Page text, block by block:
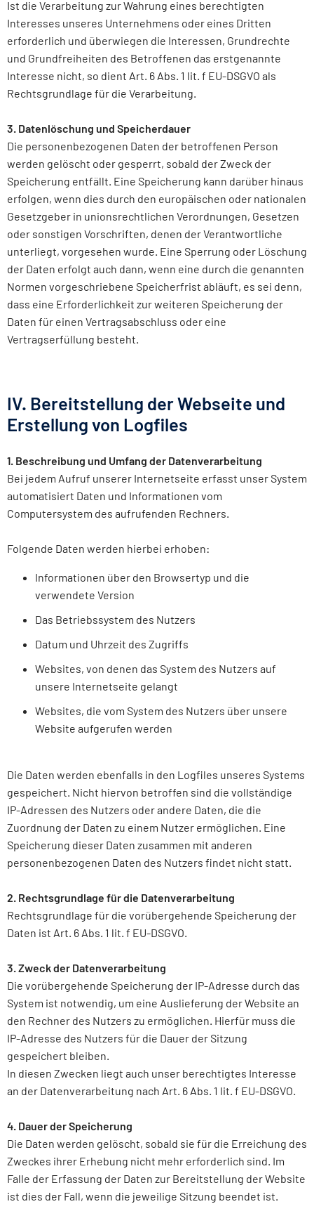
Ist die Verarbeitung zur Wahrung eines berechtigten
Interesses unseres Unternehmens oder eines Dritten
erforderlich und überwiegen die Interessen, Grundrechte
und Grundfreiheiten des Betroffenen das erstgenannte
Interesse nicht, so dient Art. 6 Abs. 1 lit. f EU-DSGVO als
Rechtsgrundlage für die Verarbeitung.
3. Datenlöschung und Speicherdauer
Die personenbezogenen Daten der betroffenen Person
werden gelöscht oder gesperrt, sobald der Zweck der
Speicherung entfällt. Eine Speicherung kann darüber hinaus
erfolgen, wenn dies durch den europäischen oder nationalen
Gesetzgeber in unionsrechtlichen Verordnungen, Gesetzen
oder sonstigen Vorschriften, denen der Verantwortliche
unterliegt, vorgesehen wurde. Eine Sperrung oder Löschung
der Daten erfolgt auch dann, wenn eine durch die genannten
Normen vorgeschriebene Speicherfrist abläuft, es sei denn,
dass eine Erforderlichkeit zur weiteren Speicherung der
Daten für einen Vertragsabschluss oder eine
Vertragserfüllung besteht.
IV. Bereitstellung der Webseite und
Erstellung von Logfiles
1. Beschreibung und Umfang der Datenverarbeitung
Bei jedem Aufruf unserer Internetseite erfasst unser System
automatisiert Daten und Informationen vom
Computersystem des aufrufenden Rechners.
Folgende Daten werden hierbei erhoben:
Informationen über den Browsertyp und die
verwendete Version
Das Betriebssystem des Nutzers
Datum und Uhrzeit des Zugriffs
Websites, von denen das System des Nutzers auf
unsere Internetseite gelangt
Websites, die vom System des Nutzers über unsere
Website aufgerufen werden
Die Daten werden ebenfalls in den Logfiles unseres Systems
gespeichert. Nicht hiervon betroffen sind die vollständige
IP-Adressen des Nutzers oder andere Daten, die die
Zuordnung der Daten zu einem Nutzer ermöglichen. Eine
Speicherung dieser Daten zusammen mit anderen
personenbezogenen Daten des Nutzers findet nicht statt.
2. Rechtsgrundlage für die Datenverarbeitung
Rechtsgrundlage für die vorübergehende Speicherung der
Daten ist Art. 6 Abs. 1 lit. f EU-DSGVO.
3. Zweck der Datenverarbeitung
Die vorübergehende Speicherung der IP-Adresse durch das
System ist notwendig, um eine Auslieferung der Website an
den Rechner des Nutzers zu ermöglichen. Hierfür muss die
IP-Adresse des Nutzers für die Dauer der Sitzung
gespeichert bleiben.
In diesen Zwecken liegt auch unser berechtigtes Interesse
an der Datenverarbeitung nach Art. 6 Abs. 1 lit. f EU-DSGVO.
4. Dauer der Speicherung
Die Daten werden gelöscht, sobald sie für die Erreichung des
Zweckes ihrer Erhebung nicht mehr erforderlich sind. Im
Falle der Erfassung der Daten zur Bereitstellung der Website
ist dies der Fall, wenn die jeweilige Sitzung beendet ist.